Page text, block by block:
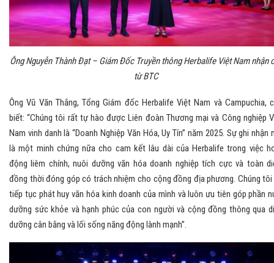
Ông Nguyễn Thành Đạt – Giám Đốc Truyền thông Herbalife Việt Nam nhận
từ BTC
Ông Vũ Văn Thắng, Tổng Giám đốc Herbalife Việt Nam và Campuchia,
biết: “Chúng tôi rất tự hào được Liên đoàn Thương mại và Công nghiệp
Nam vinh danh là “Doanh Nghiệp Văn Hóa, Uy Tín” năm 2025. Sự ghi nhận
là một minh chứng nữa cho cam kết lâu dài của Herbalife trong việc
động liêm chính, nuôi dưỡng văn hóa doanh nghiệp tích cực và toàn
đồng thời đóng góp có trách nhiệm cho cộng đồng địa phương. Chúng
tiếp tục phát huy văn hóa kinh doanh của mình và luôn ưu tiên góp phần
dưỡng sức khỏe và hạnh phúc của con người và cộng đồng thông qua
dưỡng cân bằng và lối sống năng động lành mạnh”.